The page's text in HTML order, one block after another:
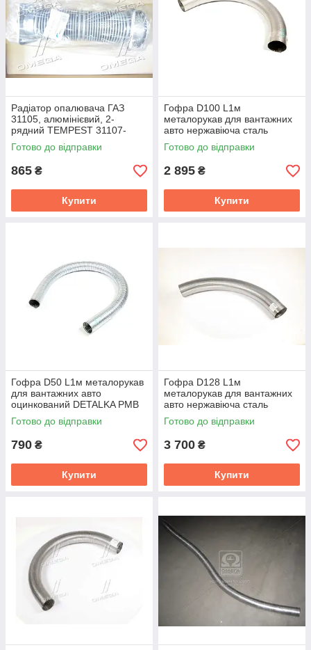
Радіатор опалювача ГАЗ
31105, алюмінієвий, 2-
рядний TEMPEST 31107-
8101060
Готово до відправки
865 ₴
Купити
Гофра D100 L1м
металорукав для вантажних
авто нержавіюча сталь
DETALKA РМВ 101×1000
Готово до відправки
2 895 ₴
Купити
Гофра D50 L1м металорукав
для вантажних авто
оцинкований DETALKA РМВ
50×1000
Готово до відправки
790 ₴
Купити
Гофра D128 L1м
металорукав для вантажних
авто нержавіюча сталь
DETALKA РМВ 127×1000
Готово до відправки
3 700 ₴
Купити